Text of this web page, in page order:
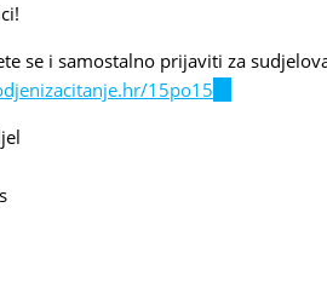
se i samostalno prijaviti za
15po15